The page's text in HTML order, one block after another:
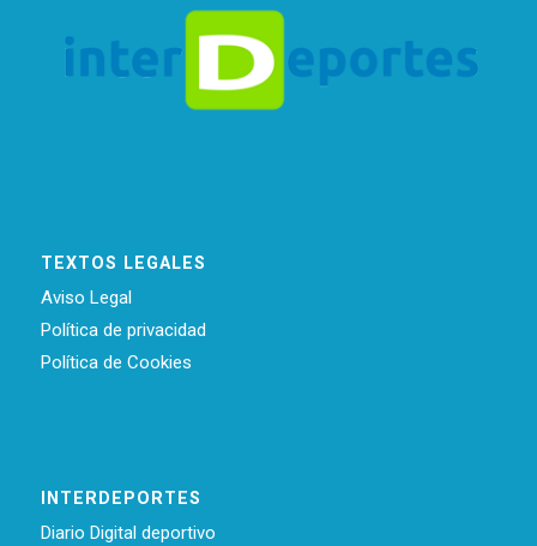
TEXTOS LEGALES
Aviso Legal
Política de privacidad
Política de Cookies
INTERDEPORTES
Diario Digital deportivo